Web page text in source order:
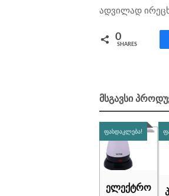
ადვილად
0
SHARES
ᲛᲡᲒᲐᲕᲡᲘ
ᲤᲐᲡᲓᲐᲙᲚᲔᲑᲐ!
ელექტრო